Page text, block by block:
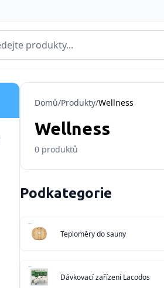
Domů/Produkty/Wellness
Wellness
0 produktů
Podkategorie
Teploměry do sauny
Dávkovací zařízení Lacodos